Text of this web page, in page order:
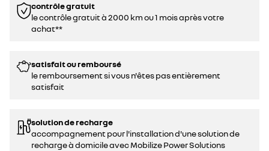
contrôle gratuit
le contrôle gratuit à 2000 km ou 1 mois après votre
achat**
satisfait ou remboursé
le remboursement si vous n'êtes pas entièrement
satisfait
solution de recharge
accompagnement pour l'installation d'une solution de
recharge à domicile avec Mobilize Power Solutions